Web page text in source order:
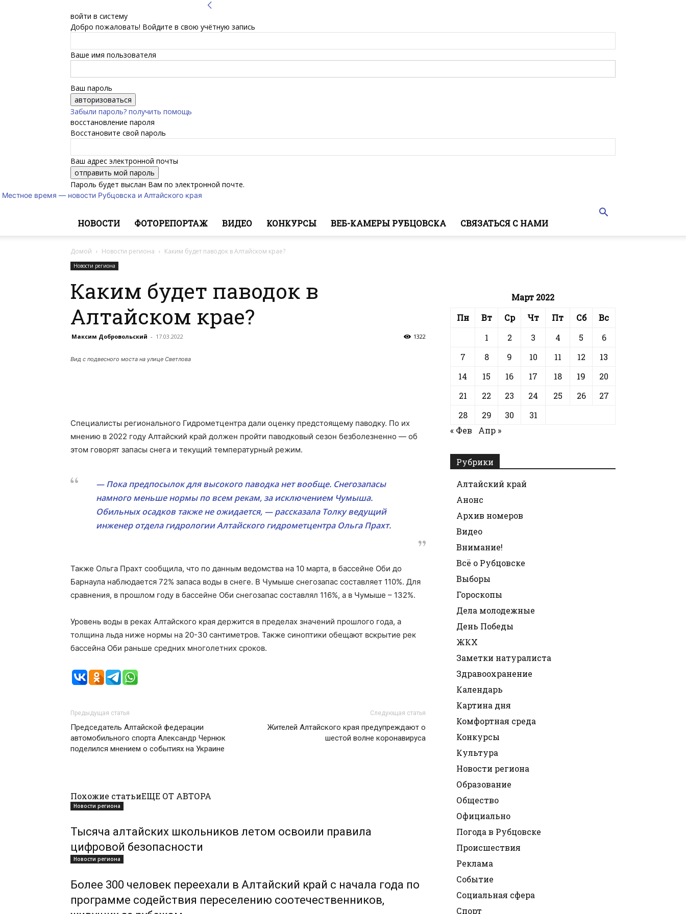
войти в систему
Добро пожаловать! Войдите в свою учётную запись
Ваше имя пользователя
Ваш пароль
Забыли пароль? получить помощь
восстановление пароля
Восстановите свой пароль
Ваш адрес электронной почты
Пароль будет выслан Вам по электронной почте.
Местное время — новости Рубцовска и Алтайского края
НОВОСТИ ФОТОРЕПОРТАЖ ВИДЕО КОНКУРСЫ ВЕБ-КАМЕРЫ РУБЦОВСКА СВЯЗАТЬСЯ С НАМИ
Домой Новости региона Каким будет паводок в Алтайском крае?
Новости региона
Каким будет паводок в
Алтайском крае?
Максим Добровольский - 17.03.2022 1322
Вид с подвесного моста на улице Светлова
Специалисты регионального Гидрометцентра дали оценку предстоящему паводку. По их
мнению в 2022 году Алтайский край должен пройти паводковый сезон безболезненно — об
этом говорят запасы снега и текущий температурный режим.
— Пока предпосылок для высокого паводка нет вообще. Снегозапасы
намного меньше нормы по всем рекам, за исключением Чумыша.
Обильных осадков также не ожидается, — рассказала Толкуведущий
инженер отдела гидрологии Алтайского гидрометцентра Ольга Прахт.
Также Ольга Прахт сообщила, что по данным ведомства на 10 марта, в бассейне Оби до
Барнаула наблюдается 72% запаса воды в снеге. В Чумыше снегозапас составляет 110%. Для
сравнения, в прошлом году в бассейне Оби снегозапас составлял 116%, а в Чумыше – 132%.
Уровень воды в реках Алтайского края держится в пределах значений прошлого года, а
толщина льда ниже нормы на 20-30 сантиметров. Также синоптики обещают вскрытие рек
бассейна Оби раньше средних многолетних сроков.
Предыдущая статья
Председатель Алтайской федерации
автомобильного спорта Александр Чернюк
поделился мнением о событиях на Украине
Следующая статья
Жителей Алтайского края предупреждают о
шестой волне коронавируса
Похожие статьиЕЩЕ ОТ АВТОРА
Новости региона
Тысяча алтайских школьников летом освоили правила
цифровой безопасности
Новости региона
Более 300 человек переехали в Алтайский край с начала года по
программе содействия переселению соотечественников,
Март 2022
Пн
Вт Ср Чт Пт Сб
Вс
1
2 3 4 5
6
7
8 9 10 11 12
13
14
15 16 17 18 19
20
21
22 23 24 25 26
27
28
29 30
31
« Фев
Апр »
Рубрики
Алтайский край
Анонс
Архив номеров
Видео
Внимание!
Всё о Рубцовске
Выборы
Гороскопы
Дела молодежные
День Победы
ЖКХ
Заметки натуралиста
Здравоохранение
Календарь
Картина дня
Комфортная среда
Конкурсы
Культура
Новости региона
Образование
Общество
Официально
Погода в Рубцовске
Происшествия
Реклама
Событие
Социальная сфера
Спорт